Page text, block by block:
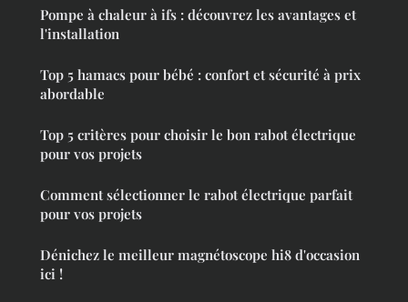
Pompe à chaleur à ifs : découvrez les avantages et
l'installation
Top 5 hamacs pour bébé : confort et sécurité à prix
abordable
Top 5 critères pour choisir le bon rabot électrique
pour vos projets
Comment sélectionner le rabot électrique parfait
pour vos projets
Dénichez le meilleur magnétoscope hi8 d'occasion
ici !